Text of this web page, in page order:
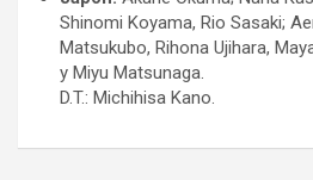
Shinomi Koyama, Rio Sasaki;
Matsukubo, Rihona Ujihara,
y Miyu Matsunaga.
D.T.: Michihisa Kano.